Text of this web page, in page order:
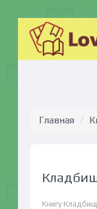
Главная
Книгу